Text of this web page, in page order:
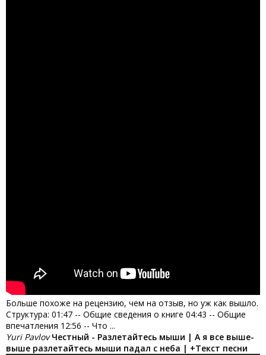
Больше похоже на рецензию, чем на отзыв, но уж как вышло.
Структура: 01:47 -- Общие сведения о книге 04:43 -- Общие
впечатления 12:56 -- Что ...
Yuri Pavlov Честный - Разлетайтесь мыши | А я все выше-
выше разлетайтесь мыши падал с неба | +Текст песни